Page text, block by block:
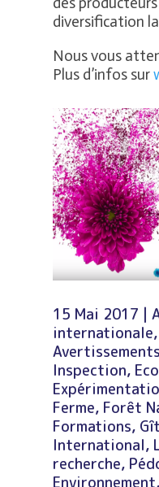
diversification
Nous vous
Plus d’infos sur
15 Mai 2017
internationale,
Avertissements
Inspection,
Ferme, Forêt
Formations,
International,
recherche,
Environnement,